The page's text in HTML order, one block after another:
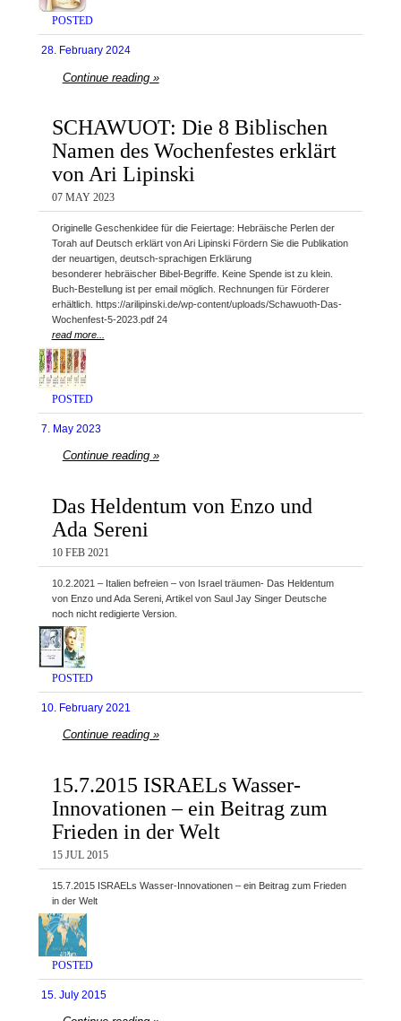
POSTED
28. February 2024
Continue reading »
SCHAWUOT: Die 8 Biblischen
Namen des Wochenfestes erklärt
von Ari Lipinski
07 MAY 2023
Originelle Geschenkidee für die Feiertage: Hebräische Perlen der
Torah auf Deutsch erklärt von Ari Lipinski Fördern Sie die Publikation
der neuartigen, deutsch-sprachigen Erklärung
besonderer hebräischer Bibel-Begriffe. Keine Spende ist zu klein.
Buch-Bestellung ist per email möglich. Rechnungen für Förderer
erhältlich. https://arilipinski.de/wp-content/uploads/Schawuoth-Das-
Wochenfest-5-2023.pdf 24
read more...
POSTED
7. May 2023
Continue reading »
Das Heldentum von Enzo und
Ada Sereni
10 FEB 2021
10.2.2021 – Italien befreien – von Israel träumen- Das Heldentum
von Enzo und Ada Sereni, Artikel von Saul Jay Singer Deutsche
noch nicht redigierte Version.
POSTED
10. February 2021
Continue reading »
15.7.2015 ISRAELs Wasser-
Innovationen – ein Beitrag zum
Frieden in der Welt
15 JUL 2015
15.7.2015 ISRAELs Wasser-Innovationen – ein Beitrag zum Frieden
in der Welt
POSTED
15. July 2015